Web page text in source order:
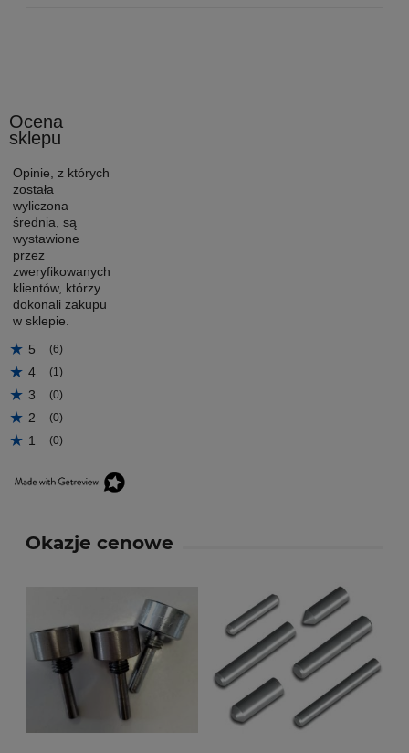
Ocena
sklepu
Opinie, z których
została
wyliczona
średnia, są
wystawione
przez
zweryfikowanych
klientów, którzy
dokonali zakupu
w sklepie.
5
(6)
4 (1)
3 (0)
2 (0)
1 (0)
Okazje cenowe